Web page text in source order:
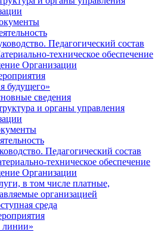
Педагогический состав
техническое обеспечение
Организации
будущего»
сведения
и органы управления
Педагогический состав
техническое обеспечение
Организации
в том числе платные,
организацией
среда
линии»